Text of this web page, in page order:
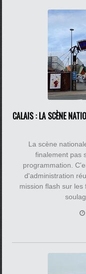
CALAIS : LA SCÈNE
La scène
finalement pas
programmation.
d'administration
mission flash sur les